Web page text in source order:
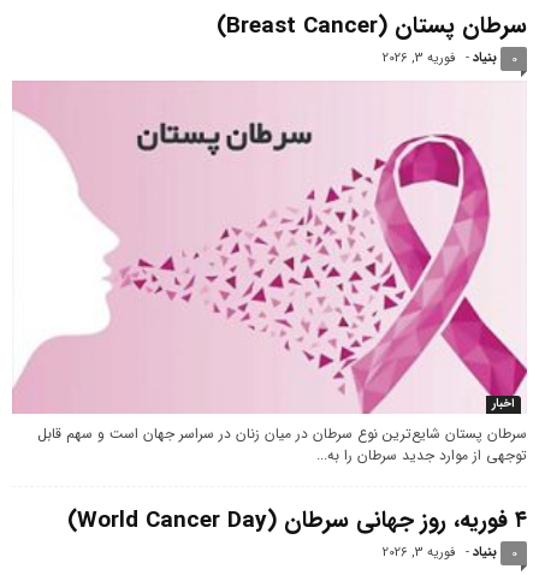
سرطان پستان (Breast Cancer)
بنیاد- فوریه 3, 2026 0
اخبار
سرطان پستان شایع‌ترین نوع سرطان در میان زنان در سراسر جهان است و سهم قابل
توجهی از موارد جدید سرطان را به...
۴ فوریه، روز جهانی سرطان (World Cancer Day)
بنیاد- فوریه 3, 2026 0